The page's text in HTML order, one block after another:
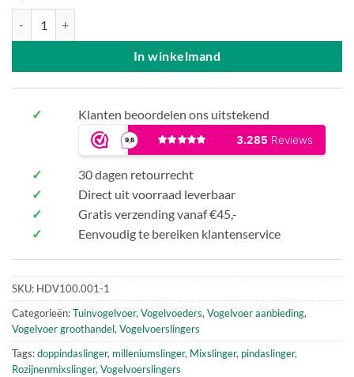
In winkelmand
✓ Klanten beoordelen ons uitstekend
✓
30 dagen retourrecht
✓
Direct uit voorraad leverbaar
✓
Gratis verzending vanaf €45,-
✓
Eenvoudig te bereiken klantenservice
SKU: HDV100.001-1
Categorieën:Tuinvogelvoer,Vogelvoeders,Vogelvoer aanbieding,
Vogelvoer groothandel,Vogelvoerslingers
Tags:doppindaslinger, milleniumslinger, Mixslinger, pindaslinger,
Rozijnenmixslinger,Vogelvoerslingers